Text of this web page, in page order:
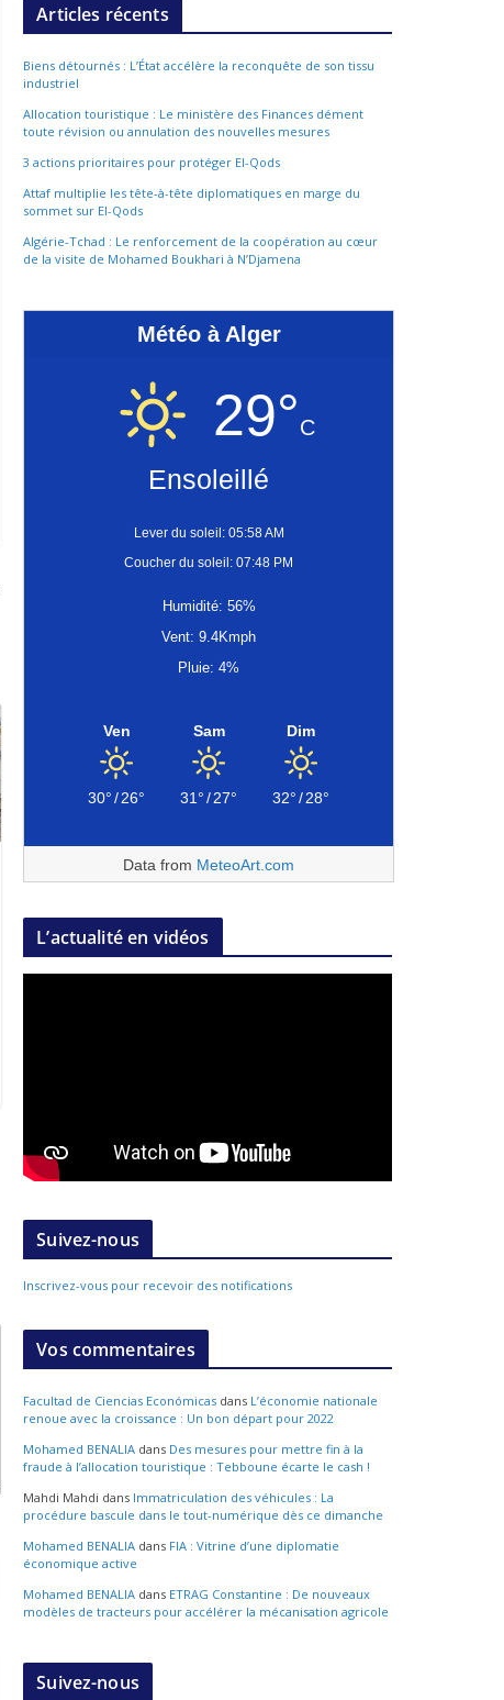
Articles récents
Biens détournés : L’État accélère la reconquête de son tissu
industriel
Allocation touristique : Le ministère des Finances dément
toute révision ou annulation des nouvelles mesures
3 actions prioritaires pour protéger El-Qods
Attaf multiplie les tête-à-tête diplomatiques en marge du
sommet sur El-Qods
Algérie-Tchad : Le renforcement de la coopération au cœur
de la visite de Mohamed Boukhari à N’Djamena
Météo à Alger
29°C
Ensoleillé
Lever du soleil: 05:58 AM
Coucher du soleil: 07:48 PM
Humidité: 56%
Vent: 9.4Kmph
Pluie: 4%
Ven
30°/26°
Sam
31°/27°
Dim
32°/28°
Data from MeteoArt.com
L’actualité en vidéos
Suivez-nous
Inscrivez-vous pour recevoir des notifications
Vos commentaires
Facultad de Ciencias Económicas dans L’économie nationale
renoue avec la croissance : Un bon départ pour 2022
Mohamed BENALIA dans Des mesures pour mettre fin à la
fraude à l’allocation touristique : Tebboune écarte le cash !
Mahdi Mahdi dans Immatriculation des véhicules : La
procédure bascule dans le tout-numérique dès ce dimanche
Mohamed BENALIA dans FIA : Vitrine d’une diplomatie
économique active
Mohamed BENALIA dans ETRAG Constantine : De nouveaux
modèles de tracteurs pour accélérer la mécanisation agricole
Suivez-nous